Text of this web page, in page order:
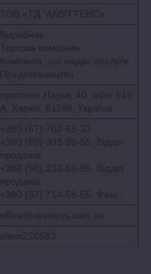
ТОВ «ТД "АКВІТТЕНС»
Виробник
Торгова компанія
Компанія, що надає послуги
Представництво
проспект Науки, 40, офіс 515
А, Харків, 61166, Україна
+380 (57) 702-63-33
+380 (50) 303-99-55
Відділ
продажів
+380 (98) 233-59-95, Відділ
продажів
+380 (57) 714-56-55
Факс
office@akvitens.com.ua
alexx220583